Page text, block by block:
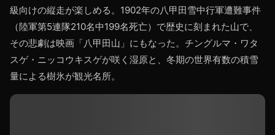
級向けの縦走が楽しめる。1902年の八甲田雪中行軍遭難事件
（陸軍第5連隊210名中199名死亡）で歴史に刻まれた山で、
その悲劇は映画「八甲田山」にもなった。チングルマ・ワタ
スゲ・ニッコウキスゲが咲く湿原と、冬期の世界有数の積雪
量による樹氷が観光名所。